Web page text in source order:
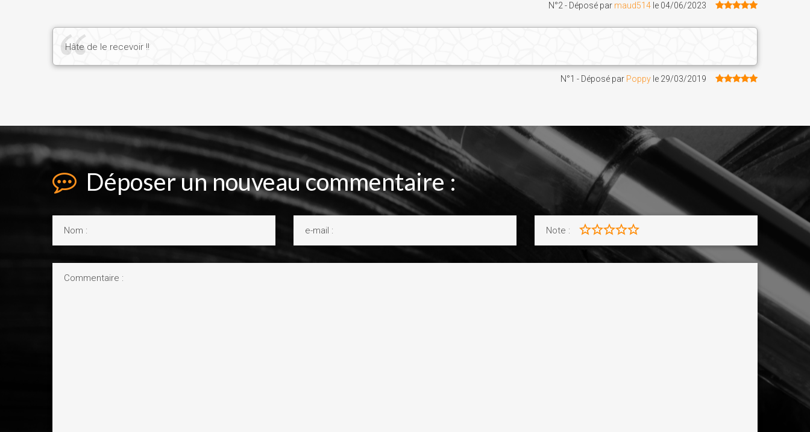
N°2 - Déposé par maud514 le 04/06/2023
Hâte de le recevoir !!
N°1 - Déposé par Poppy le 29/03/2019
Déposer un nouveau commentaire :
Note :